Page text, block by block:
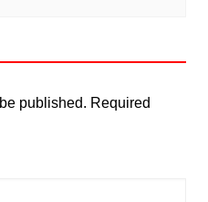
published. Required